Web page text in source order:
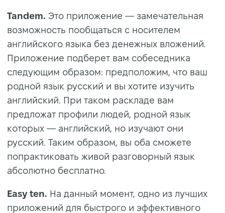
Tandem. Это приложение — замечательная
возможность пообщаться с носителем
английского языка без денежных вложений.
Приложение подберет вам собеседника
следующим образом: предположим, что ваш
родной язык русский и вы хотите изучить
английский. При таком раскладе вам
предложат профили людей, родной язык
которых — английский, но изучают они
русский. Таким образом, вы оба сможете
попрактиковать живой разговорный язык
абсолютно бесплатно.
Easy ten. На данный момент, одно из лучших
приложений для быстрого и эффективного